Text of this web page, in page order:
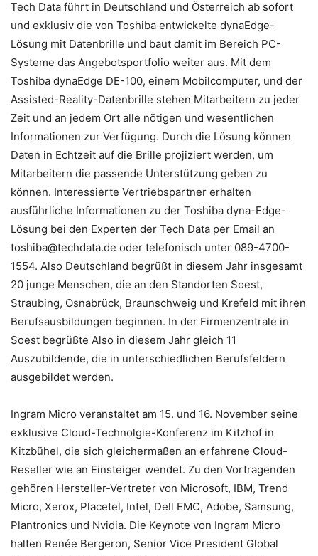
Tech Data führt in Deutschland und Österreich ab sofort
und exklusiv die von Toshiba entwickelte dynaEdge-
Lösung mit Datenbrille und baut damit im Bereich PC-
Systeme das Angebotsportfolio weiter aus. Mit dem
Toshiba dynaEdge DE-100, einem Mobilcomputer, und der
Assisted-Reality-Datenbrille stehen Mitarbeitern zu jeder
Zeit und an jedem Ort alle nötigen und wesentlichen
Informationen zur Verfügung. Durch die Lösung können
Daten in Echtzeit auf die Brille projiziert werden, um
Mitarbeitern die passende Unterstützung geben zu
können. Interessierte Vertriebspartner erhalten
ausführliche Informationen zu der Toshiba dyna-Edge-
Lösung bei den Experten der Tech Data per Email an
toshiba@techdata.de oder telefonisch unter 089-4700-
1554. Also Deutschland begrüßt in diesem Jahr insgesamt
20 junge Menschen, die an den Standorten Soest,
Straubing, Osnabrück, Braunschweig und Krefeld mit ihren
Berufsausbildungen beginnen. In der Firmenzentrale in
Soest begrüßte Also in diesem Jahr gleich 11
Auszubildende, die in unterschiedlichen Berufsfeldern
ausgebildet werden.
Ingram Micro veranstaltet am 15. und 16. November seine
exklusive Cloud-Technolgie-Konferenz im Kitzhof in
Kitzbühel, die sich gleichermaßen an erfahrene Cloud-
Reseller wie an Einsteiger wendet. Zu den Vortragenden
gehören Hersteller-Vertreter von Microsoft, IBM, Trend
Micro, Xerox, Placetel, Intel, Dell EMC, Adobe, Samsung,
Plantronics und Nvidia. Die Keynote von Ingram Micro
halten Renée Bergeron, Senior Vice President Global